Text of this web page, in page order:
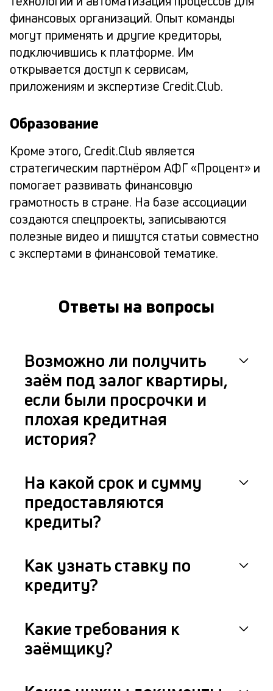
финансовых организаций. Опыт команды
могут применять и другие кредиторы,
подключившись к платформе. Им
открывается доступ к сервисам,
приложениям и экспертизе Credit.Club.
Образование
Кроме этого, Credit.Club является
стратегическим партнёром АФГ «Процент» и
помогает развивать финансовую
грамотность в стране. На базе ассоциации
создаются спецпроекты, записываются
полезные видео и пишутся статьи совместно
с экспертами в финансовой тематике.
Ответы на вопросы
Возможно ли получить
заём под залог квартиры,
если были просрочки и
плохая кредитная
история?
На какой срок и сумму
предоставляются
кредиты?
Как узнать ставку по
кредиту?
Какие требования к
заёмщику?